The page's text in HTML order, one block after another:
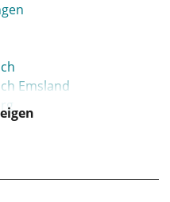
Emsland